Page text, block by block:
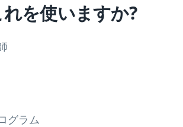
を使いますか?
グラム